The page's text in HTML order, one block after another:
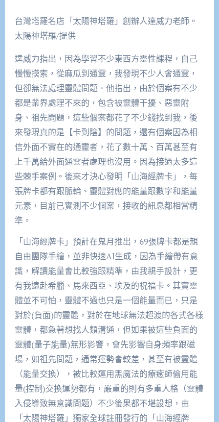
台灣塔羅名店「太陽神塔羅」創辦人達威力老師。
太陽神塔羅/提供
達威力指出，因為學習不少東西方靈性課程，自己
慢慢摸索，從麻瓜到通靈，我發現不少人會通靈，
但卻無法處理靈體問題。他指出，由於個案有不少
都是業界處理不來的，包含被靈體干擾、惡靈附
身、祖先問題，這些個案都花了不少錢找到我，後
來發現真的是【卡到陰】的問題，還有個案因為相
信外面不實在的通靈者，花了數十萬、百萬甚至有
上千萬給外面通靈者處理也沒用。因為接過太多這
些棘手案例。後來才決心發明「山海經牌卡」，每
張牌卡都有跟脈輪、靈體對應的能量跟數字和能量
元素，目前已實測不少個案，接收的訊息都相當精
準。
「山海經牌卡」預計在鬼月推出，69張牌卡都是親
自由團隊手繪，並非快速AI生成，因為手繪帶有意
識，解讀能量會比較強跟精準，由我親手設計，更
有我遠赴希臘、馬來西亞、埃及的祝福卡。其實靈
體並不可怕，靈體不過也只是一個能量而已，只是
對於(負面)的靈體，對於在地球無法超渡的各式各樣
靈體，都急著想找人類溝通，但如果被這些負面的
靈體(量子能量)無形影響，會先影響自身頻率跟磁
場，如祖先問題，通常運勢會較差，甚至有被靈體
（能量交換），被比較運用黑魔法的療癒師偷用能
量(控制)交換運勢都有，嚴重的則有多重人格（靈體
入侵導致無意識問題）不少後果都不堪設想，由
「太陽神塔羅」獨家全球註冊發行的「山海經牌